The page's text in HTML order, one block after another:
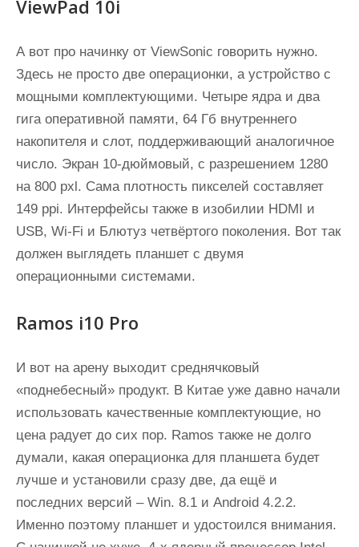
ViewPad 10i
А вот про начинку от ViewSonic говорить нужно.
Здесь не просто две операционки, а устройство с
мощными комплектующими. Четыре ядра и два
гига оперативной памяти, 64 Гб внутреннего
накопителя и слот, поддерживающий аналогичное
число. Экран 10-дюймовый, с разрешением 1280
на 800 pxl. Сама плотность пикселей составляет
149 ppi. Интерфейсы также в изобилии HDMI и
USB, Wi-Fi и Блютуз четвёртого поколения. Вот так
должен выглядеть планшет с двумя
операционными системами.
Ramos i10 Pro
И вот на арену выходит среднячковый
«поднебесный» продукт. В Китае уже давно начали
использовать качественные комплектующие, но
цена радует до сих пор. Ramos также не долго
думали, какая операционка для планшета будет
лучше и установили сразу две, да ещё и
последних версий – Win. 8.1 и Android 4.2.2.
Именно поэтому планшет и удостоился внимания.